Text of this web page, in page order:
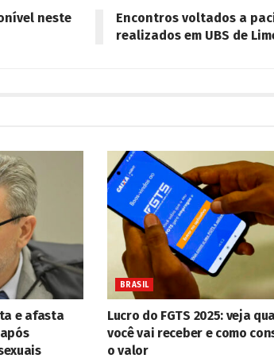
neste
Encontros voltados a
realizados em UBS de
e afasta
BRASIL
Lucro do FGTS 2025: veja
você vai receber e como
o valor